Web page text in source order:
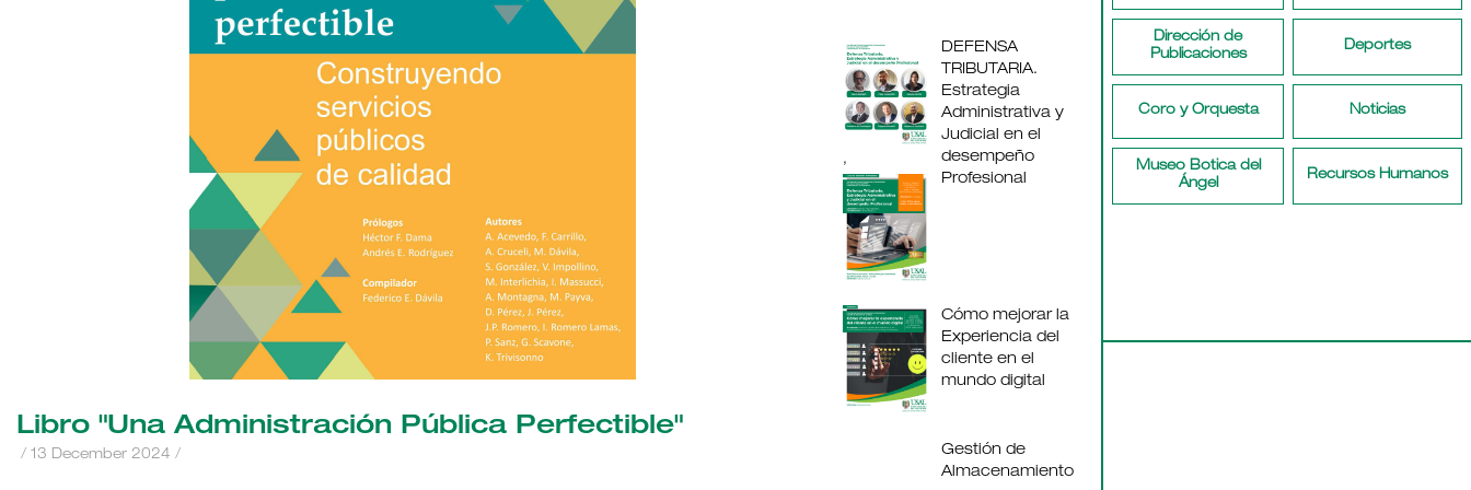
Dirección de
Publicaciones
Deportes
Coro y Orquesta Noticias
Museo Botica del
Ángel
Recursos Humanos
Libro "Una Administración Pública Perfectible"
/ 13 December 2024 /
,
DEFENSA
TRIBUTARIA.
Estrategia
Administrativa y
Judicial en el
desempeño
Profesional
Cómo mejorar la
Experiencia del
cliente en el
mundo digital
Gestión de
Almacenamiento